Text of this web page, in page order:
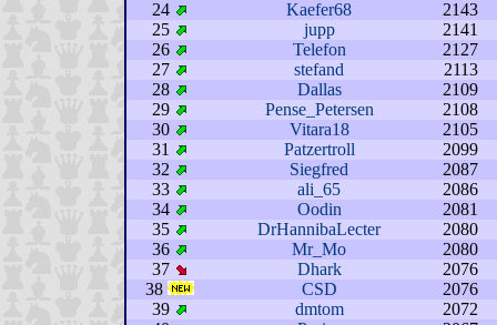
24
Kaefer68
2143
25
jupp
2141
26
Telefon
2127
27
stefand
2113
28
Dallas
2109
29
Pense_Petersen
2108
30
Vitara18
2105
31
Patzertroll
2099
32
Siegfred
2087
33
ali_65
2086
34
Oodin
2081
35
DrHannibaLecter
2080
36
Mr_Mo
2080
37
Dhark
2076
38
CSD
2076
39
dmtom
2072